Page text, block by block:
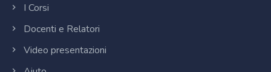
I Corsi
Docenti e Relatori
Video presentazioni